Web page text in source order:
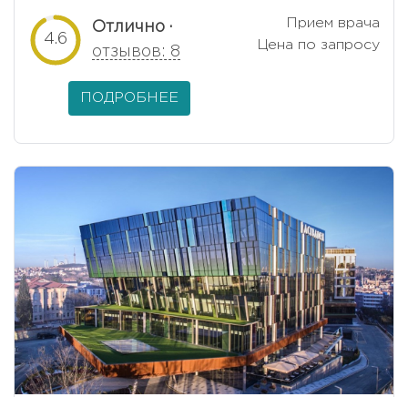
4.6
Отлично ·
отзывов: 8
Прием врача
Цена по запросу
ПОДРОБНЕЕ